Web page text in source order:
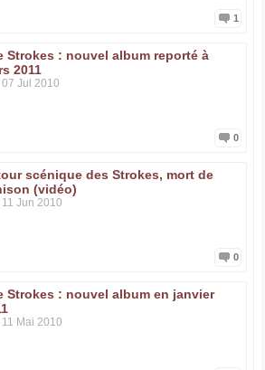
1
Strokes : nouvel album reporté à
2011
07 Jul 2010
0
scénique des Strokes, mort de
(vidéo)
11 Jun 2010
0
Strokes : nouvel album en janvier
11 Mai 2010